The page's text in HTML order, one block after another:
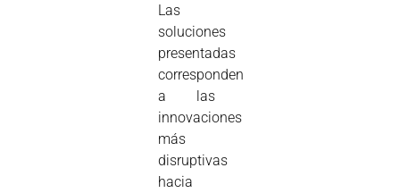
Las
soluciones
presentadas
corresponden
a las
innovaciones
más
disruptivas
hacia